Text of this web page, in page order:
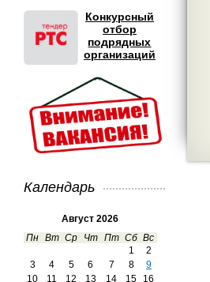
Конкурсный
отбор
подрядных
организаций
Календарь
Август 2026
Пн Вт Ср Чт Пт Сб Вс
1
2
3
4 5 6 7 8
9
10
11 12 13 14 15
16